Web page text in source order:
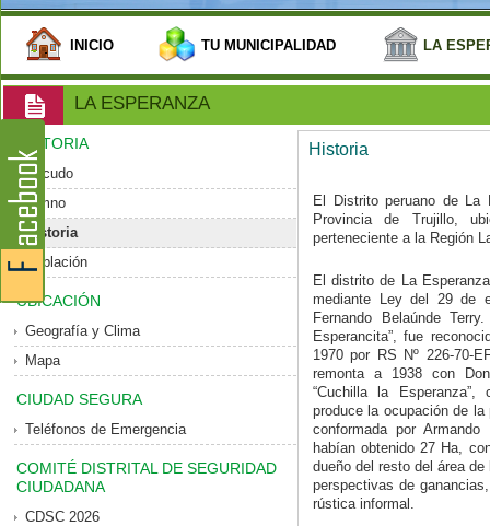
INICIO TU MUNICIPALIDAD LA
LA ESPERANZA
HISTORIA
Escudo
Himno
Historia
Población
UBICACIÓN
Geografía y Clima
Mapa
CIUDAD SEGURA
Teléfonos de Emergencia
COMITÉ DISTRITAL DE SEGURIDAD
CIUDADANA
CDSC 2026
Historia
El Distrito peruano de
Provincia de Trujillo,
perteneciente a la Región
El distrito de La
mediante Ley del 29 de
Fernando Belaúnde
Esperancita”, fue
1970 por RS Nº 226-70-
remonta a 1938 con
“Cuchilla la
produce la ocupación de
conformada por
habían obtenido 27 Ha,
dueño del resto del área
perspectivas de
rústica informal.